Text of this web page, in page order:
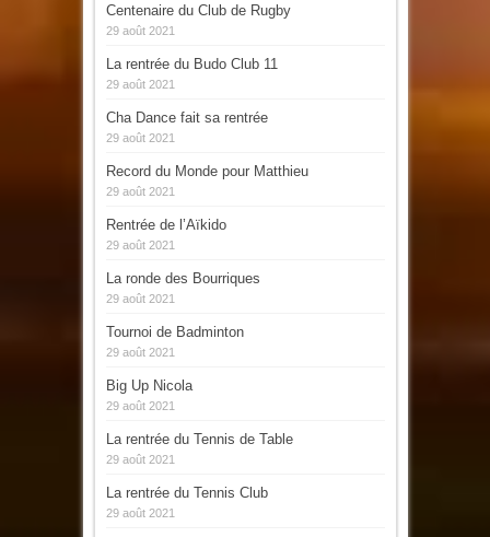
Centenaire du Club de Rugby
29 août 2021
La rentrée du Budo Club 11
29 août 2021
Cha Dance fait sa rentrée
29 août 2021
Record du Monde pour Matthieu
29 août 2021
Rentrée de l’Aïkido
29 août 2021
La ronde des Bourriques
29 août 2021
Tournoi de Badminton
29 août 2021
Big Up Nicola
29 août 2021
La rentrée du Tennis de Table
29 août 2021
La rentrée du Tennis Club
29 août 2021